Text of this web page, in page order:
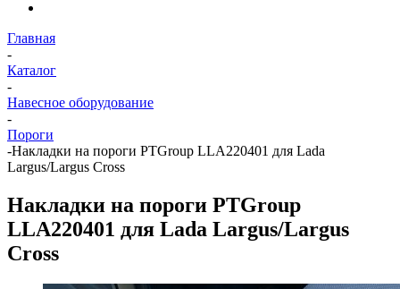
Главная
-
Каталог
-
Навесное оборудование
-
Пороги
-Накладки на пороги PTGroup LLA220401 для Lada
Largus/Largus Cross
Накладки на пороги PTGroup
LLA220401 для Lada Largus/Largus
Cross